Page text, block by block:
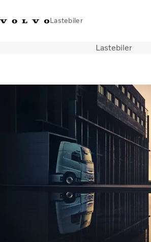
Lastebiler
Volvo Trucks Merchandise
Transportløsninger
Alle modeller og drivlinjer
Lastebiler